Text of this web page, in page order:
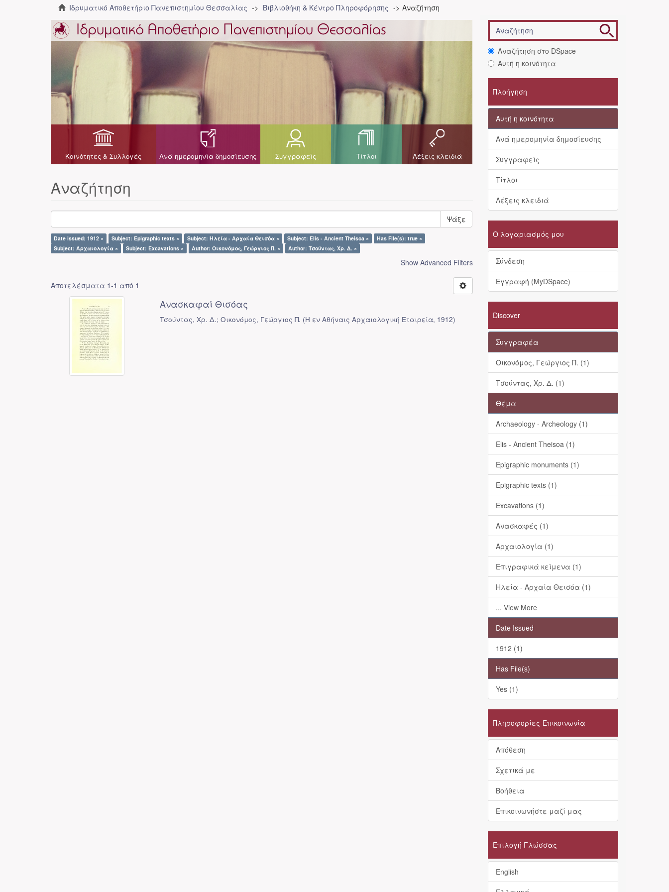
Ιδρυματικό Αποθετήριο Πανεπιστημίου Θεσσαλίας Βιβλιοθήκη & Κέντρο Πληροφόρησης Αναζήτηση
Κοινότητες & Συλλογές Ανά ημερομηνία δημοσίευσης Συγγραφείς Τίτλοι Λέξεις κλειδιά
Αναζήτηση
Ψάξε
Date issued: 1912 × Subject: Epigraphic texts × Subject: Ηλεία - Αρχαία Θεισόα × Subject: Elis - Ancient Theisoa ×
Has File(s): true ×
Subject: Αρχαιολογία ×
Subject: Excavations × Author: Οικονόμος, Γεώργιος Π. × Author: Τσούντας, Χρ. Δ. ×
Show Advanced Filters
Αποτελέσματα 1-1 από 1
Ανασκαφαί Θισόας
Τσούντας, Χρ. Δ.; Οικονόμος, Γεώργιος Π. (Η εν Αθήναις Αρχαιολογική Εταιρεία, 1912)
Αναζήτηση στο DSpace
Αυτή η κοινότητα
Πλοήγηση
Αυτή η κοινότητα
Ανά ημερομηνία δημοσίευσης
Συγγραφείς
Τίτλοι
Λέξεις κλειδιά
Ο λογαριασμός μου
Σύνδεση
Εγγραφή (MyDSpace)
Discover
Συγγραφέα
Οικονόμος, Γεώργιος Π. (1)
Τσούντας, Χρ. Δ. (1)
Θέμα
Archaeology - Archeology (1)
Elis - Ancient Theisoa (1)
Epigraphic monuments (1)
Epigraphic texts (1)
Excavations (1)
Ανασκαφές (1)
Αρχαιολογία (1)
Επιγραφικά κείμενα (1)
Ηλεία - Αρχαία Θεισόα (1)
... View More
Date Issued
1912 (1)
Has File(s)
Yes (1)
Πληροφορίες-Επικοινωνία
Απόθεση
Σχετικά με
Βοήθεια
Επικοινωνήστε μαζί μας
Επιλογή Γλώσσας
English